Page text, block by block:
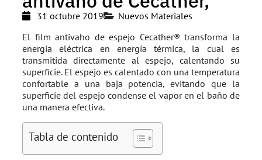
31 octubre 2019
Nuevos Materiales
El film antivaho de espejo Cecather® transforma la
energía eléctrica en energía térmica, la cual es
transmitida directamente al espejo, calentando su
superficie. El espejo es calentado con una temperatura
confortable a una baja potencia, evitando que la
superficie del espejo condense el vapor en el baño de
una manera efectiva.
Tabla de contenido